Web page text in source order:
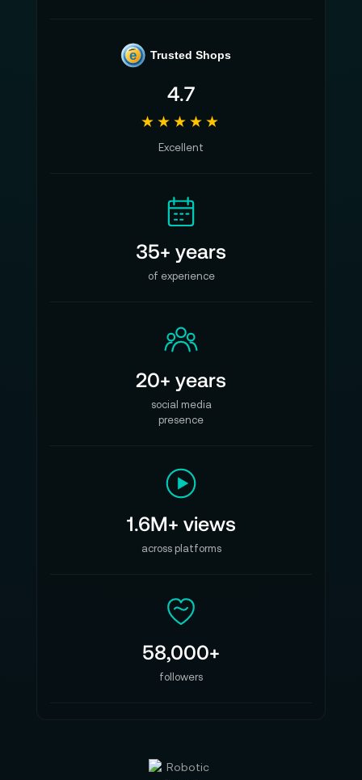
e Trusted Shops
4.7
★★★★★
Excellent
35+ years
of experience
20+ years
social media
presence
1.6M+ views
across platforms
58,000+
followers